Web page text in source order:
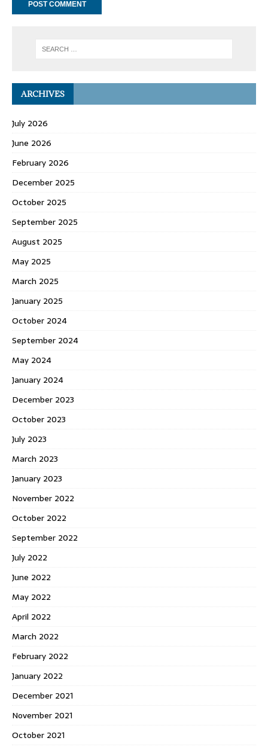
ARCHIVES
July 2026
June 2026
February 2026
December 2025
October 2025
September 2025
August 2025
May 2025
March 2025
January 2025
October 2024
September 2024
May 2024
January 2024
December 2023
October 2023
July 2023
March 2023
January 2023
November 2022
October 2022
September 2022
July 2022
June 2022
May 2022
April 2022
March 2022
February 2022
January 2022
December 2021
November 2021
October 2021